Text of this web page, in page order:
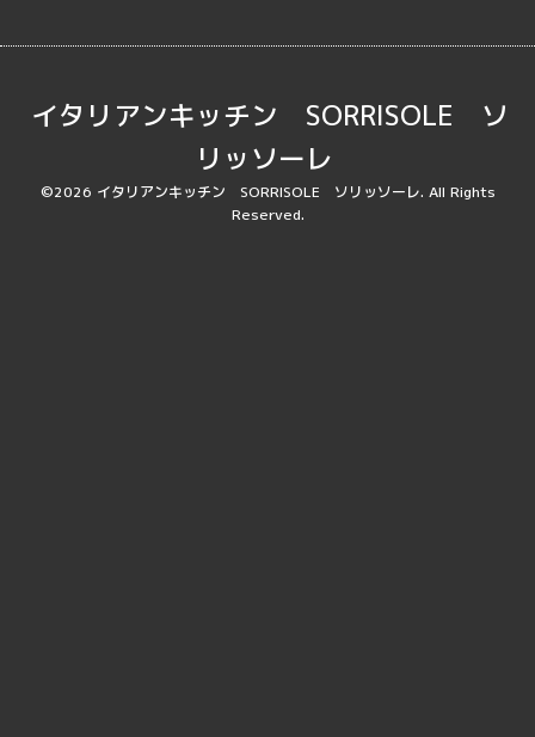
イタリアンキッチン SORRISOLE ソ
リッソーレ
©2026 イタリアンキッチン SORRISOLE ソリッソーレ. All Rights
Reserved.